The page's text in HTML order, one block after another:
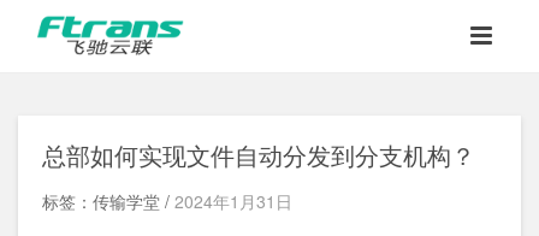
总部如何实现文件自动分发到分支机构？
标签：传输学堂 / 2024年1月31日